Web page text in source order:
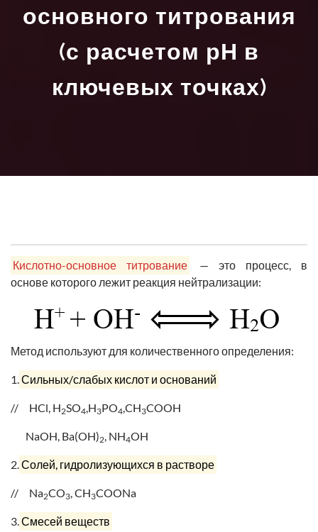
основного титрования
(с расчетом рН в
ключевых точках)
Кислотно-основное титрование
— это процесс, в
основе которого лежит реакция нейтрализации:
Метод используют для количественного определения:
1.Сильных/слабых кислот и оснований
// HCl, H2SO4,H3PO4,CH3COOH
NaOH, Ba(OH)2, NH4OH
2.Солей, гидролизующихся в растворе
// Na2CO3, CH3COONa
3.Смесей веществ